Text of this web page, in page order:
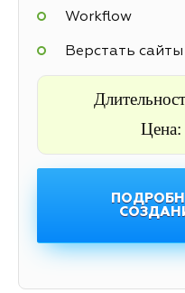
Workflow
Верстать
Цена: